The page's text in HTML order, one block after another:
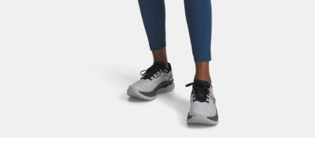
Under Armour'da yeni misiniz?
Üye Olmadan Devam Et